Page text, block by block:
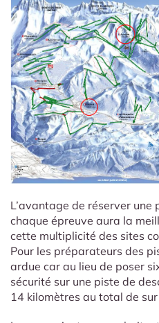
L’avantage de réserver
chaque épreuve aura la
cette multiplicité des sites
Pour les préparateurs des
ardue car au lieu de poser
sécurité sur une piste de
14 kilomètres au total de